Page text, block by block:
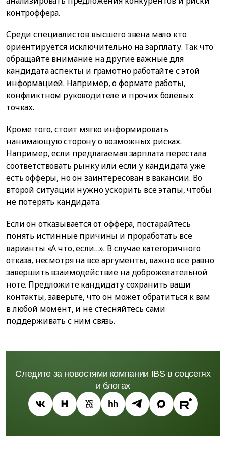
контроффера.
Среди специалистов высшего звена мало кто
ориентируется исключительно на зарплату. Так что
обращайте внимание на другие важные для
кандидата аспекты и грамотно работайте с этой
информацией. Например, о формате работы,
конфликтном руководителе и прочих болевых
точках.
Кроме того, стоит мягко информировать
нанимающую сторону о возможных рисках.
Например, если предлагаемая зарплата перестала
соответствовать рынку или если у кандидата уже
есть офферы, но он заинтересован в вакансии. Во
второй ситуации нужно ускорить все этапы, чтобы
не потерять кандидата.
Если он отказывается от оффера, постарайтесь
понять истинные причины и проработать все
варианты «А что, если…». В случае категоричного
отказа, несмотря на все аргументы, важно все равно
завершить взаимодействие на доброжелательной
ноте. Предложите кандидату сохранить ваши
контакты, заверьте, что он может обратиться к вам
в любой момент, и не стесняйтесь сами
поддерживать с ним связь.
Следите за новостями компании IBS в соцсетях
и блогах